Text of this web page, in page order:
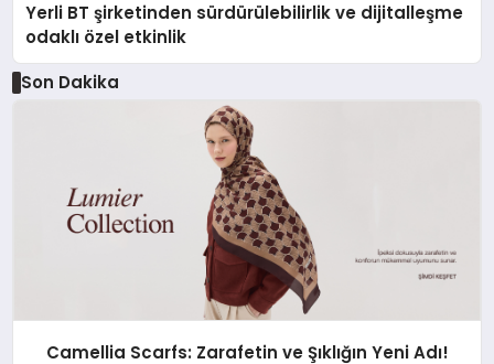
Yerli BT şirketinden sürdürülebilirlik ve dijitalleşme
odaklı özel etkinlik
Son Dakika
Camellia Scarfs: Zarafetin ve Şıklığın Yeni Adı!